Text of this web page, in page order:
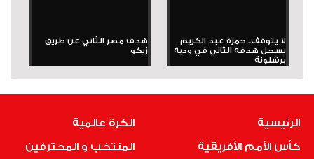
لا يتوقف.. حمزة عبد الكريم
يسجل هدفه الثاني في ودية
برشلونة
هدف مصر الثاني عن طريق
زيكو
الرئيسية
كأس الأمم الأفريقية
الكرة عالمية
المنتخب و المحترفين